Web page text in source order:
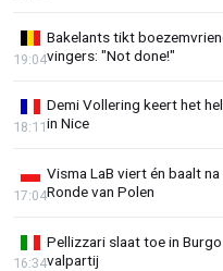
Bakelants tikt
vingers: "Not done!"
19:04
Demi Vollering keert het
in Nice
18:11
Visma LaB viert én baalt
Ronde van Polen
17:04
Pellizzari slaat toe in
valpartij
16:34